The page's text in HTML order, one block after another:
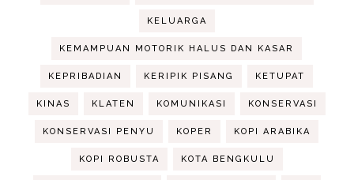
KELUARGA
KEMAMPUAN MOTORIK HALUS DAN KASAR
KEPRIBADIAN KERIPIK PISANG KETUPAT
KINAS KLATEN KOMUNIKASI KONSERVASI
KONSERVASI PENYU KOPER KOPI ARABIKA
KOPI ROBUSTA KOTA BENGKULU